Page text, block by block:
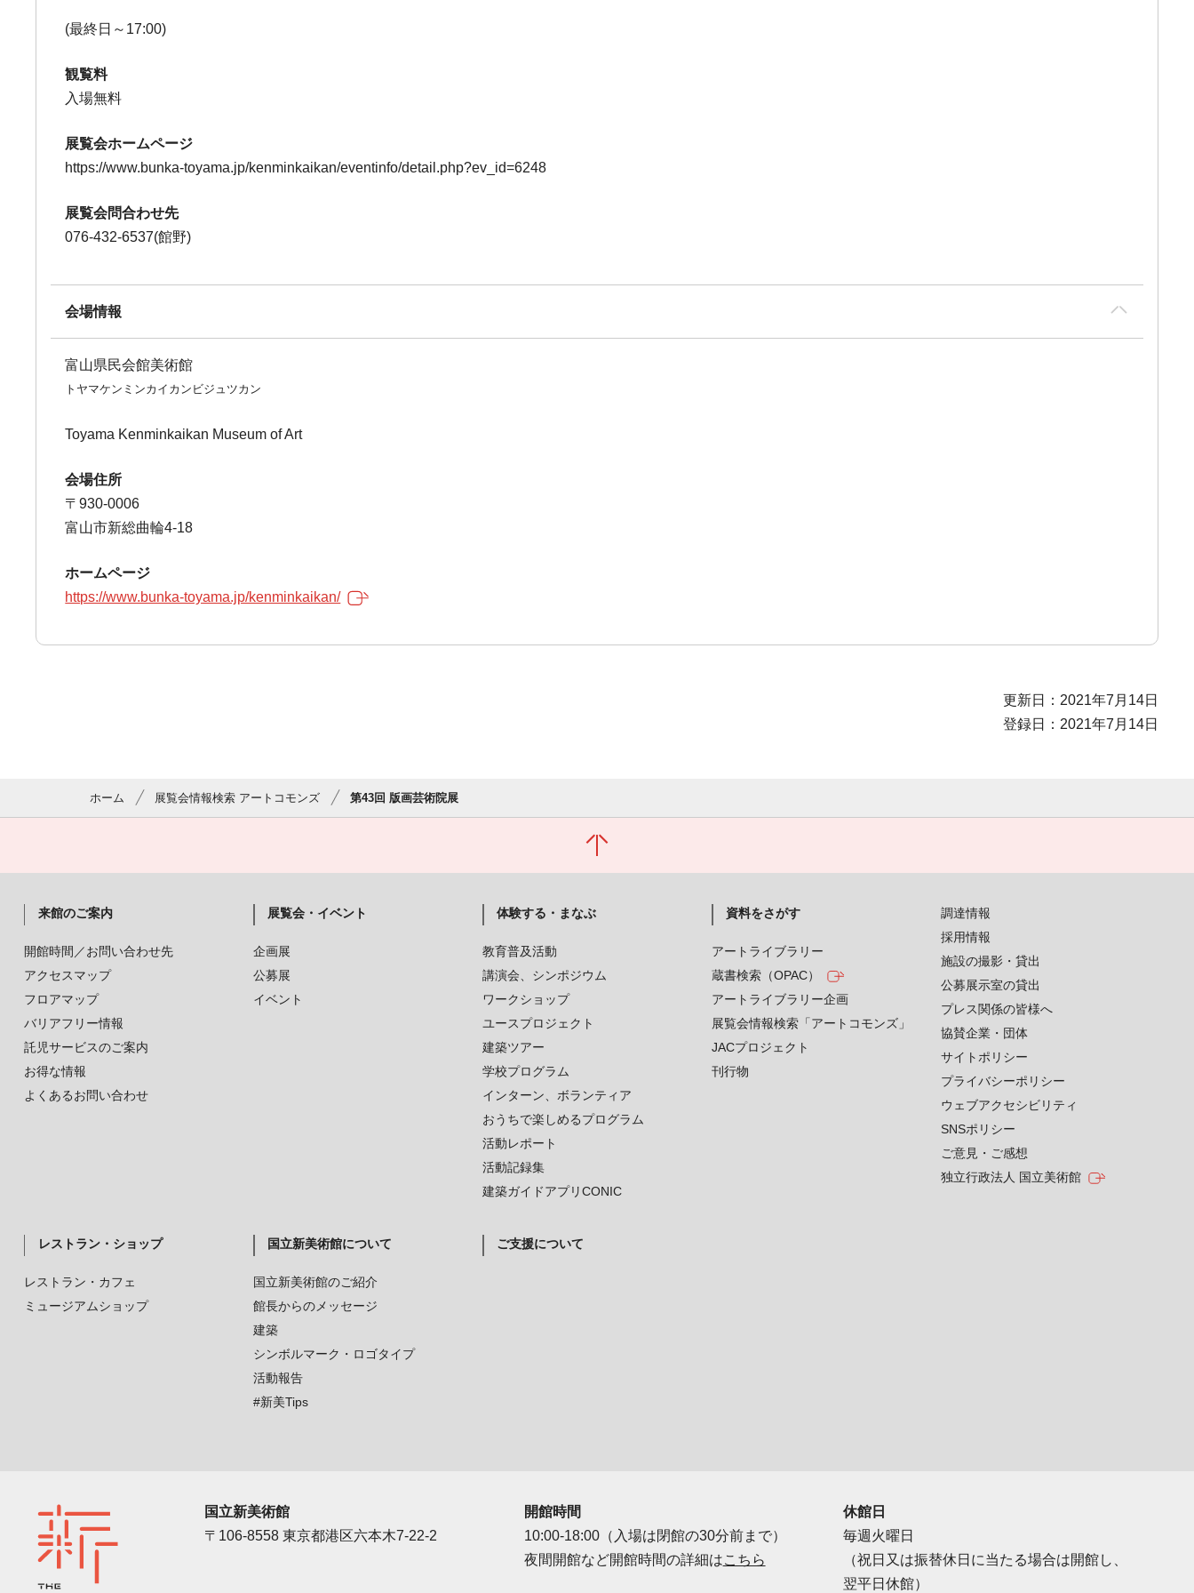
(最終日～17:00)
観覧料
入場無料
展覧会ホームページ
https://www.bunka-toyama.jp/kenminkaikan/eventinfo/detail.php?ev_id=6248
展覧会問合わせ先
076-432-6537(館野)
会場情報
富山県民会館美術館
トヤマケンミンカイカンビジュツカン
Toyama Kenminkaikan Museum of Art
会場住所
〒930-0006
富山市新総曲輪4-18
ホームページ
https://www.bunka-toyama.jp/kenminkaikan/
更新日：2021年7月14日
登録日：2021年7月14日
ホーム 展覧会情報検索 アートコモンズ 第43回 版画芸術院展
来館のご案内
開館時間／お問い合わせ先
アクセスマップ
フロアマップ
バリアフリー情報
託児サービスのご案内
お得な情報
よくあるお問い合わせ
展覧会・イベント
企画展
公募展
イベント
体験する・まなぶ
教育普及活動
講演会、シンポジウム
ワークショップ
ユースプロジェクト
建築ツアー
学校プログラム
インターン、ボランティア
おうちで楽しめるプログラム
活動レポート
活動記録集
建築ガイドアプリCONIC
資料をさがす
アートライブラリー
蔵書検索（OPAC）
アートライブラリー企画
展覧会情報検索「アートコモンズ」
JACプロジェクト
刊行物
レストラン・ショップ
レストラン・カフェ
ミュージアムショップ
国立新美術館について
国立新美術館のご紹介
館長からのメッセージ
建築
シンボルマーク・ロゴタイプ
活動報告
#新美Tips
ご支援について
調達情報
採用情報
施設の撮影・貸出
公募展示室の貸出
プレス関係の皆様へ
協賛企業・団体
サイトポリシー
プライバシーポリシー
ウェブアクセシビリティ
SNSポリシー
ご意見・ご感想
独立行政法人 国立美術館
国立新美術館
〒106-8558 東京都港区六本木7-22-2
開館時間
10:00-18:00（入場は閉館の30分前まで）
夜間開館など開館時間の詳細はこちら
休館日
毎週火曜日
（祝日又は振替休日に当たる場合は開館し、
翌平日休館）